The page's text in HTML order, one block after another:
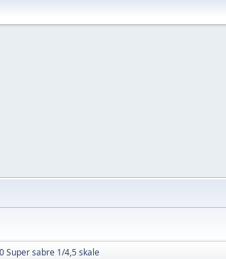
Super sabre 1/4,5 skale